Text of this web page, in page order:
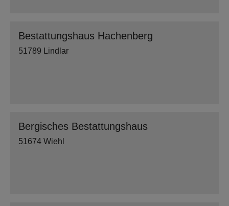
Bestattungshaus Hachenberg
51789 Lindlar
Bergisches Bestattungshaus
51674 Wiehl